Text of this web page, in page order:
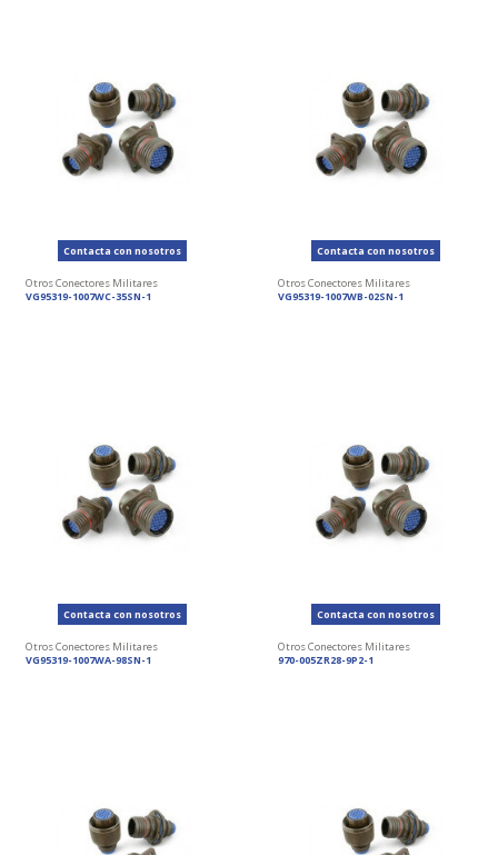
Contacta con nosotros
Otros Conectores Militares
VG95319-1007WC-35SN-1
Contacta con nosotros
Otros Conectores Militares
VG95319-1007WB-02SN-1
Contacta con nosotros
Otros Conectores Militares
VG95319-1007WA-98SN-1
Contacta con nosotros
Otros Conectores Militares
970-005ZR28-9P2-1